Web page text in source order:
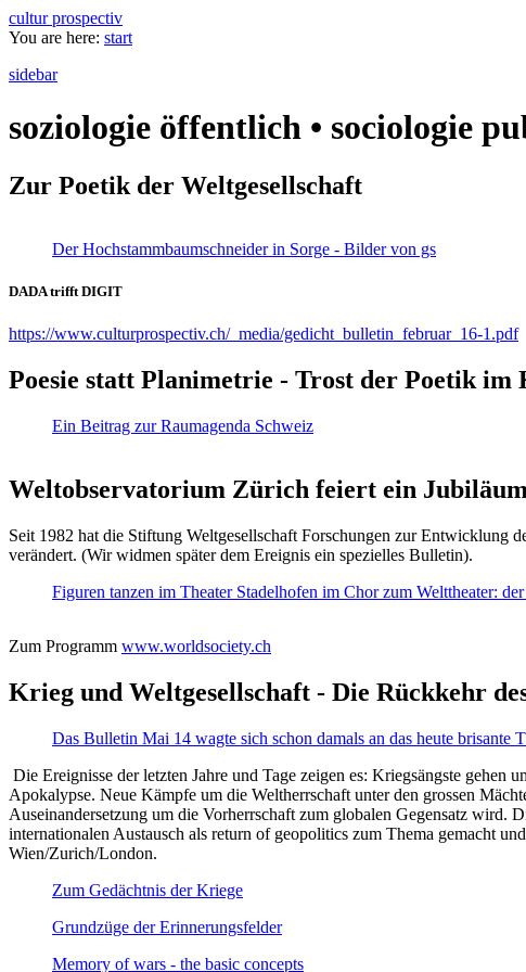
cultur prospectiv
You are here: start
sidebar
soziologie öffentlich • sociologie
Zur Poetik der Weltgesellschaft
Der Hochstammbaumschneider in Sorge - Bilder von gs
DADA trifft DIGIT
https://www.culturprospectiv.ch/_media/gedicht_bulletin_februar_16-1.pdf
Poesie statt Planimetrie - Trost der Poetik im
Ein Beitrag zur Raumagenda Schweiz
Weltobservatorium Zürich feiert ein Jubiläum
Seit 1982 hat die Stiftung Weltgesellschaft Forschungen zur Entwicklung
verändert. (Wir widmen später dem Ereignis ein spezielles Bulletin).
Figuren tanzen im Theater Stadelhofen im Chor zum Welttheater:
Zum Programm www.worldsociety.ch
Krieg und Weltgesellschaft - Die Rückkehr
Das Bulletin Mai 14 wagte sich schon damals an das heute brisante
Die Ereignisse der letzten Jahre und Tage zeigen es: Kriegsängste
Apokalypse. Neue Kämpfe um die Weltherrschaft unter den grossen
Auseinandersetzung um die Vorherrschaft zum globalen Gegensatz wird.
internationalen Austausch als return of geopolitics zum Thema gemacht
Wien/Zurich/London.
Zum Gedächtnis der Kriege
Grundzüge der Erinnerungsfelder
Memory of wars - the basic concepts